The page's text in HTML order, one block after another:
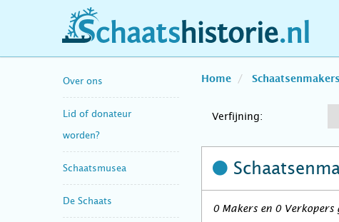
schaatshistorie.nl
Over ons
Lid of donateur
worden?
Schaatsmusea
De Schaats
Home Schaatsenmakers
Verfijning:
0 Makers en 0